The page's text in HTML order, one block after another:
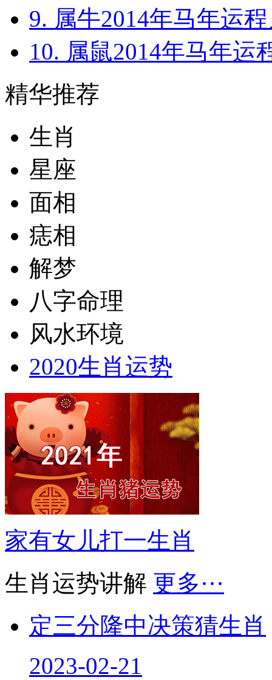
9. 属牛2014年马年运
10. 属鼠2014年马年运
精华推荐
生肖
星座
面相
痣相
解梦
八字命理
风水环境
2020生肖运势
家有女儿打一生肖
生肖运势讲解 更多···
定三分隆中决策猜生肖
2023-02-21